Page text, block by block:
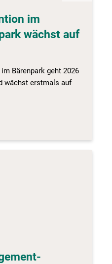
im
wächst auf
Bärenpark geht 2026
wächst erstmals auf